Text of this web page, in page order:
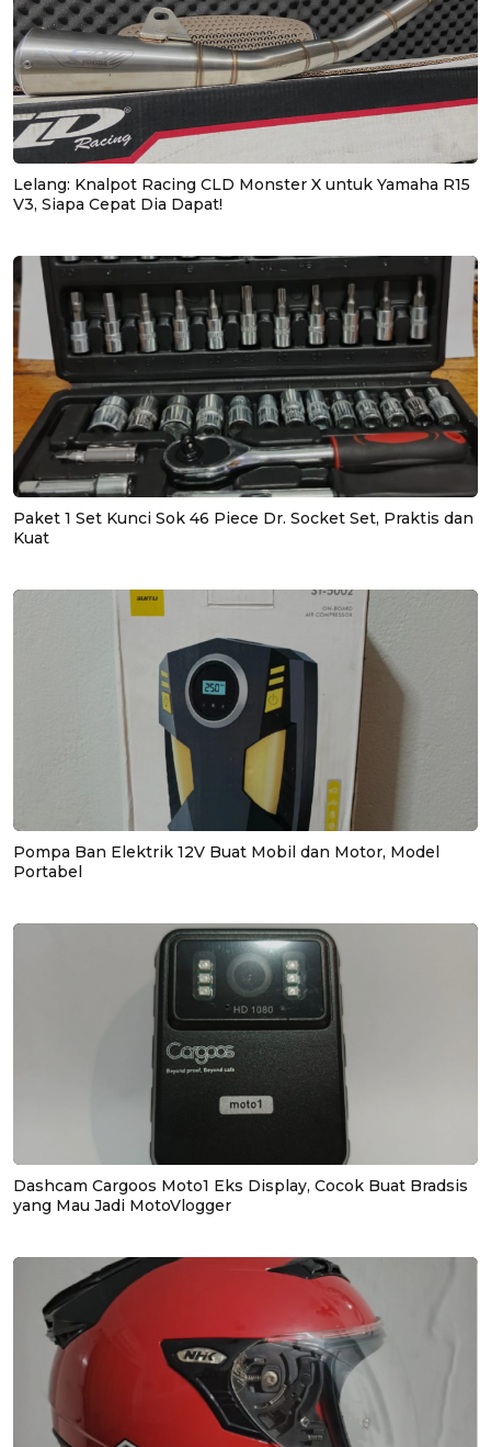
Lelang: Knalpot Racing CLD Monster X untuk Yamaha R15
V3, Siapa Cepat Dia Dapat!
Paket 1 Set Kunci Sok 46 Piece Dr. Socket Set, Praktis dan
Kuat
Pompa Ban Elektrik 12V Buat Mobil dan Motor, Model
Portabel
Dashcam Cargoos Moto1 Eks Display, Cocok Buat Bradsis
yang Mau Jadi MotoVlogger